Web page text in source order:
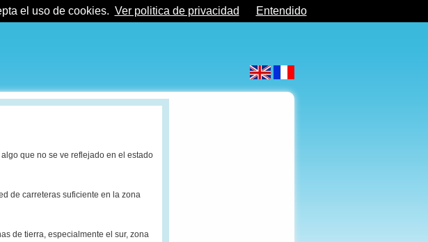
que no se ve reflejado en el estado
de carreteras suficiente en la zona
de tierra, especialmente el sur, zona
el uso de cookies. Ver politica de privacidad Entendido